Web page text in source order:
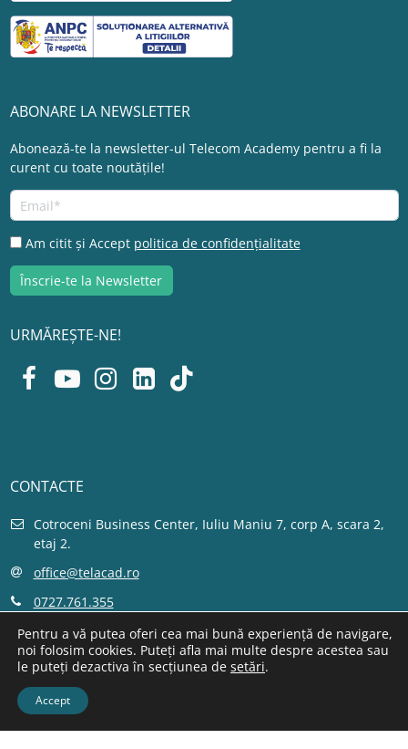
ABONARE LA NEWSLETTER
Abonează-te la newsletter-ul Telecom Academy pentru a fi la
curent cu toate noutățile!
Am citit și Accept politica de confidențialitate
URMĂREȘTE-NE!
CONTACTE
Cotroceni Business Center, Iuliu Maniu 7, corp A, scara 2,
etaj 2.
office@telacad.ro
0727.761.355
Program înscrieri la sediu:
L - V 10:00 - 18:00
Vezi pe hartă locația
Pagina de contact
Pentru a vă putea oferi cea mai bună experiență de navigare,
noi folosim cookies. Puteți afla mai multe despre acestea sau
le puteți dezactiva în secțiunea de setări.
Accept